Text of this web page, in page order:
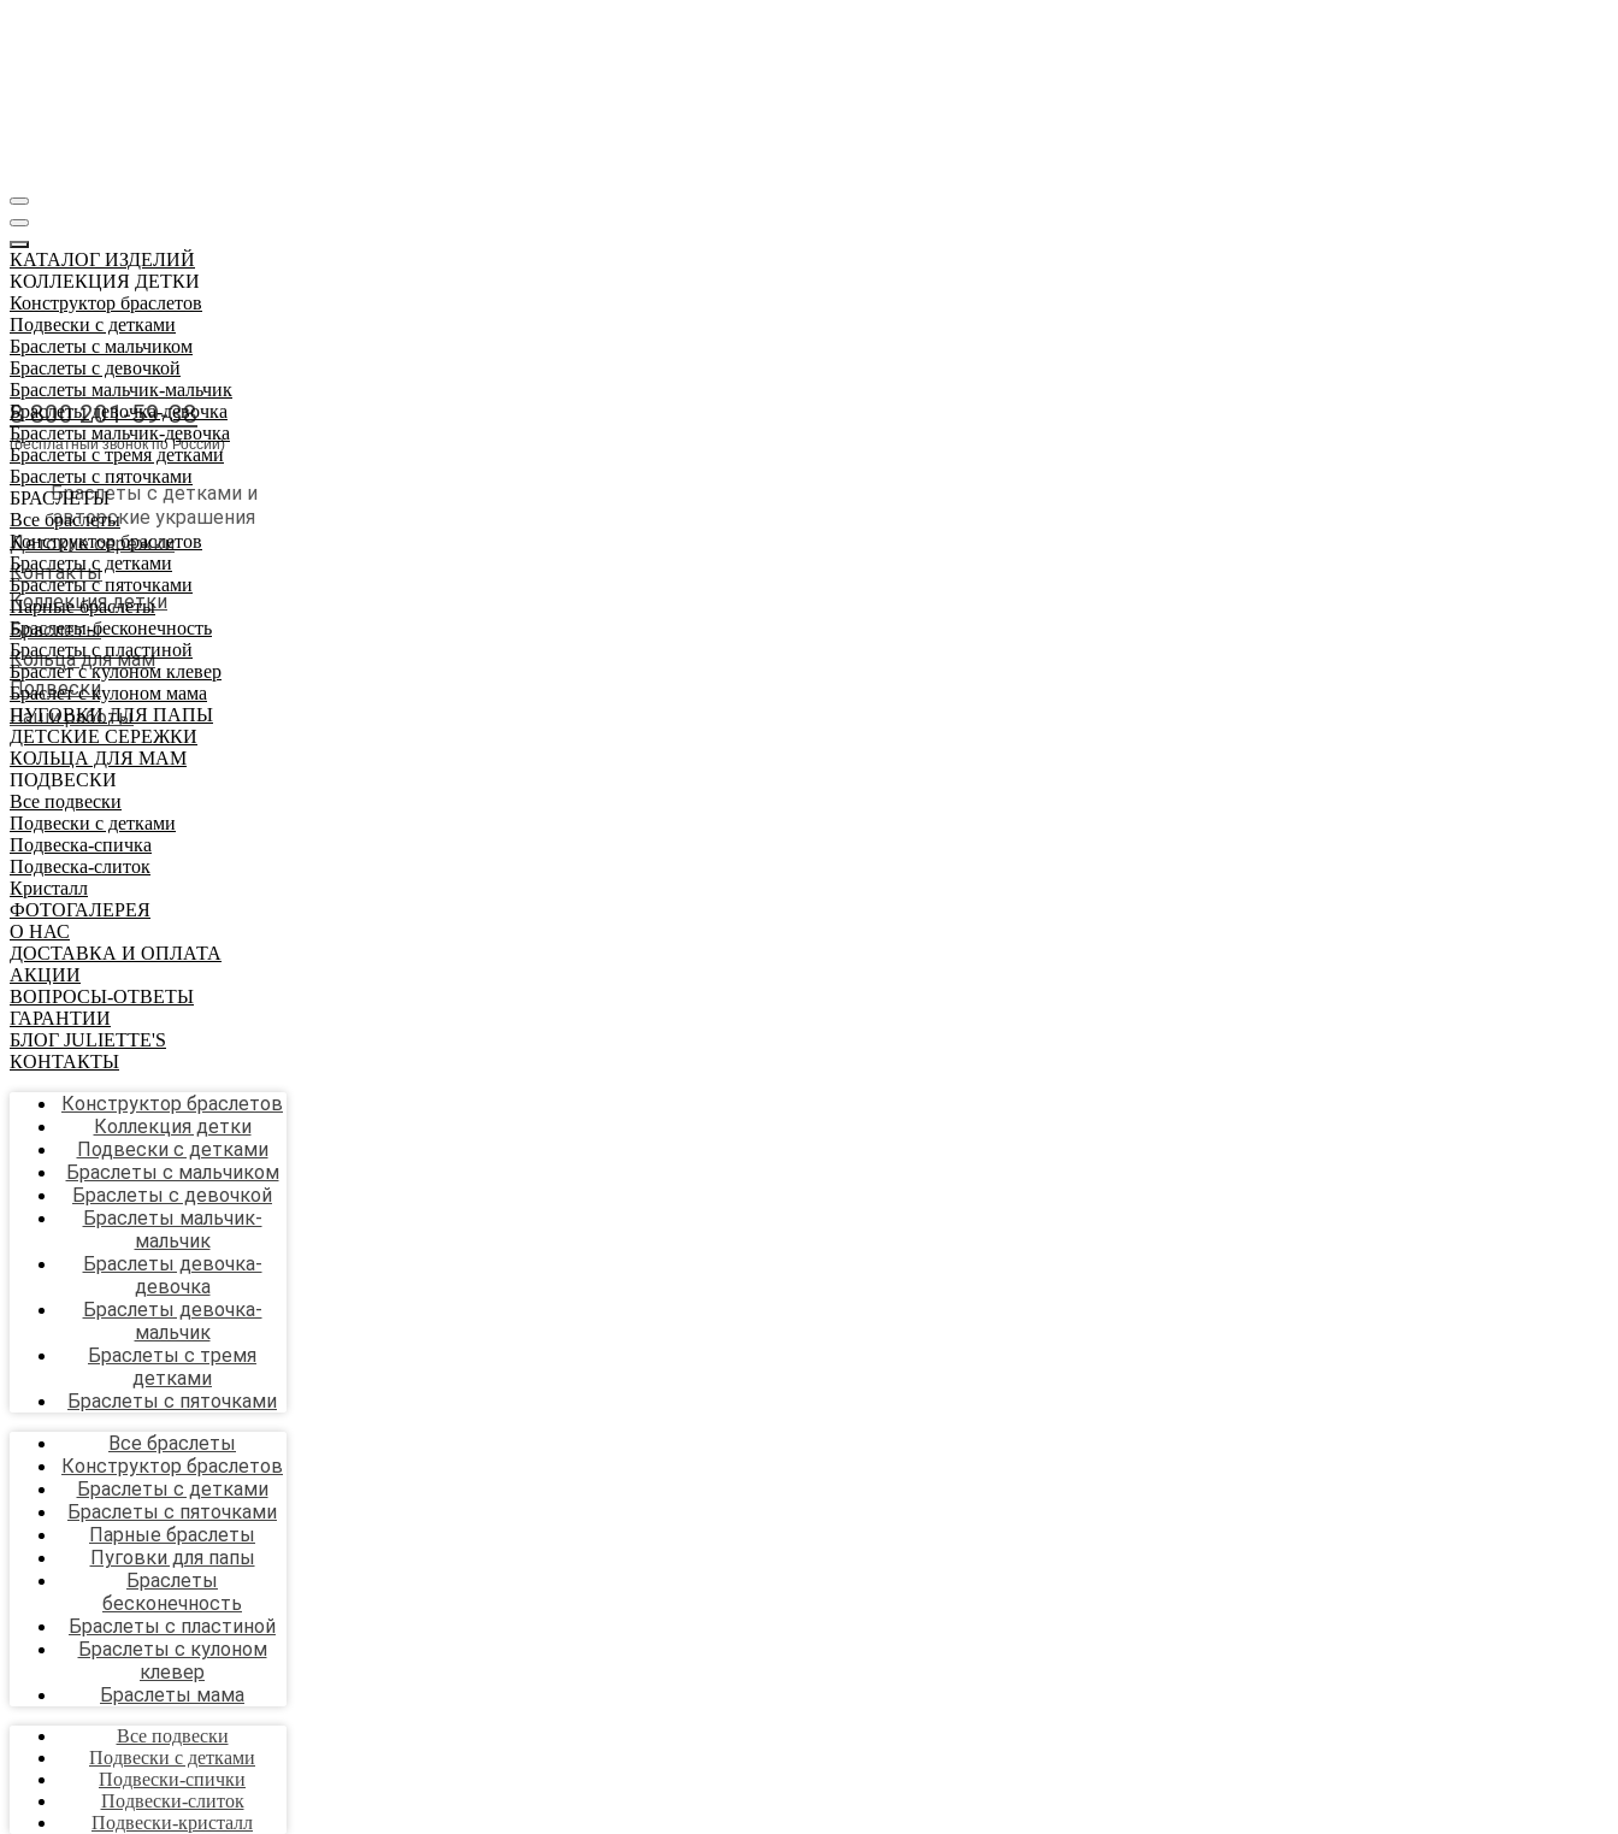
Заказать звонок
8 800 201-59-38
(бесплатный звонок по России)
Браслеты с детками и
авторские украшения
Детские сережки
Контакты
Коллекция детки
Браслеты
Кольца для мам
Подвески
Наши работы
КАТАЛОГ ИЗДЕЛИЙ
КОЛЛЕКЦИЯ ДЕТКИ
Конструктор браслетов
Подвески с детками
Браслеты с мальчиком
Браслеты с девочкой
Браслеты мальчик-мальчик
Браслеты девочка-девочка
Браслеты мальчик-девочка
Браслеты с тремя детками
Браслеты с пяточками
БРАСЛЕТЫ
Все браслеты
Конструктор браслетов
Браслеты с детками
Браслеты с пяточками
Парные браслеты
Браслеты-бесконечность
Браслеты с пластиной
Браслет с кулоном клевер
Браслет с кулоном мама
ПУГОВКИ ДЛЯ ПАПЫ
ДЕТСКИЕ СЕРЕЖКИ
КОЛЬЦА ДЛЯ МАМ
ПОДВЕСКИ
Все подвески
Подвески с детками
Подвеска-спичка
Подвеска-слиток
Кристалл
ФОТОГАЛЕРЕЯ
О НАС
ДОСТАВКА И ОПЛАТА
АКЦИИ
ВОПРОСЫ-ОТВЕТЫ
ГАРАНТИИ
БЛОГ JULIETTE'S
КОНТАКТЫ
Конструктор браслетов
Коллекция детки
Подвески с детками
Браслеты с мальчиком
Браслеты с девочкой
Браслеты мальчик-
мальчик
Браслеты девочка-
девочка
Браслеты девочка-
мальчик
Браслеты с тремя
детками
Браслеты с пяточками
Все браслеты
Конструктор браслетов
Браслеты с детками
Браслеты с пяточками
Парные браслеты
Пуговки для папы
Браслеты
бесконечность
Браслеты с пластиной
Браслеты с кулоном
клевер
Браслеты мама
Все подвески
Подвески с детками
Подвески-спички
Подвески-слиток
Подвески-кристалл